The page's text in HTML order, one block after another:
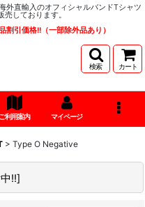
外直輸入のオフィシャルバンドTシャツ
しております。
割引価格!!（一部除外品あり）
検索 カート
ご利用案内 マイページ
> Type O Negative
!!]